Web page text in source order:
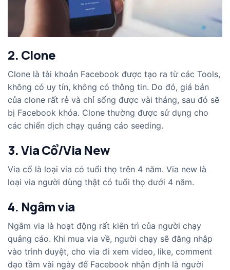
2. Clone
Clone là tài khoản Facebook được tạo ra từ các Tools,
không có uy tín, không có thông tin. Do đó, giá bán
của clone rất rẻ và chỉ sống được vài tháng, sau đó sẽ
bị Facebook khóa. Clone thường được sử dụng cho
các chiến dịch chạy quảng cáo seeding.
3. Via Cổ/Via New
Via cổ là loại via có tuổi thọ trên 4 năm. Via new là
loại via người dùng thật có tuổi thọ dưới 4 năm.
4. Ngâm via
Ngâm via là hoạt động rất kiên trì của người chạy
quảng cáo. Khi mua via về, người chạy sẽ đăng nhập
vào trình duyệt, cho via đi xem video, like, comment
dạo tầm vài ngày để Facebook nhận định là người